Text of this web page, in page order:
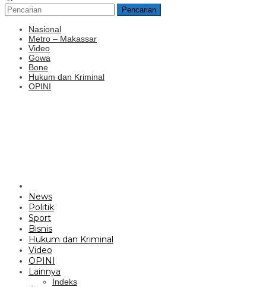
Pencarian
Nasional
Metro – Makassar
Video
Gowa
Bone
Hukum dan Kriminal
OPINI
News
Politik
Sport
Bisnis
Hukum dan Kriminal
Video
OPINI
Lainnya
Indeks